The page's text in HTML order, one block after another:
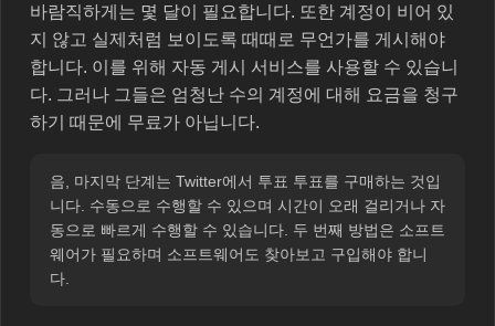
바람직하게는 몇 달이 필요합니다. 또한 계정이 비어 있
지 않고 실제처럼 보이도록 때때로 무언가를 게시해야
합니다. 이를 위해 자동 게시 서비스를 사용할 수 있습니
다. 그러나 그들은 엄청난 수의 계정에 대해 요금을 청구
하기 때문에 무료가 아닙니다.
음, 마지막 단계는 Twitter에서 투표 투표를 구매하는 것입
니다. 수동으로 수행할 수 있으며 시간이 오래 걸리거나 자
동으로 빠르게 수행할 수 있습니다. 두 번째 방법은 소프트
웨어가 필요하며 소프트웨어도 찾아보고 구입해야 합니
다.